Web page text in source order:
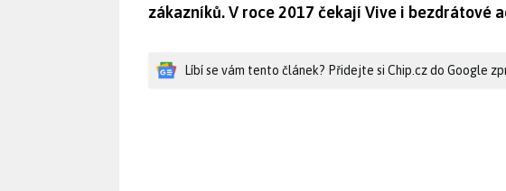
zákazníků. V roce 2017 čekají Vive i bezdrátové
Líbí se vám tento článek? Přidejte si Chip.cz do Google